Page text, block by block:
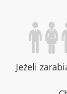
Jeżeli